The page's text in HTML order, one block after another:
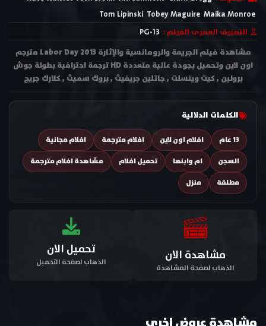
Maika Monroe
Tobey Maguire
Tom Lipinski
التصنيف العمرى الفيلم : PG-13
مشاهدة فيلم الجريمة والرومانسية والإثارة Labor Day 2013 مترجم
اون لاين وتحميل بجودة عالية متعددة HD ترجمة احترافية بطولة جوش
برولين , كيت وينسلت , جاتلين جريفيث , بروك سميث , كلارك جريج
الكلمات الدلالية
13 عام افلام اون لاين افلام مترجمة
افلام مجانية
السجن
ام وابنها تحميل افلام
مشاهدة افلام مترجمة
مطلقة
منزل
مشاهدة الان
الذهاب لصفحة المشاهدة
تحميل الان
الذهاب لصفحة التحميل